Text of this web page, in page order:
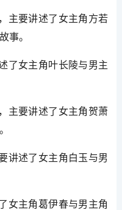
主要讲述了女主角方若
事。
了女主角叶长陵与男主
主要讲述了女主角贺萧
讲述了女主角白玉与男
女主角葛伊春与男主角